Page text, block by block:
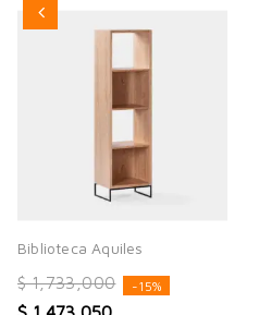
Biblioteca Aquiles
$ 1,733,000
-15%